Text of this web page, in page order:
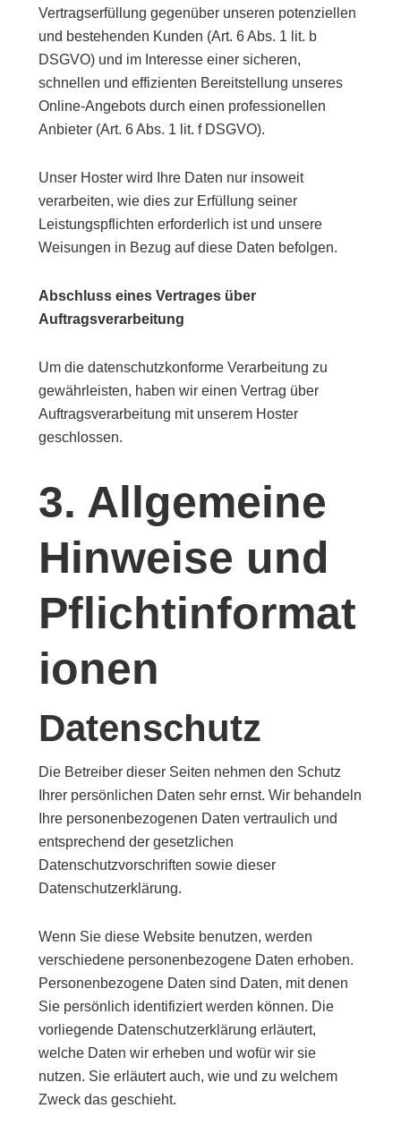
Vertragserfüllung gegenüber unseren potenziellen
und bestehenden Kunden (Art. 6 Abs. 1 lit. b
DSGVO) und im Interesse einer sicheren,
schnellen und effizienten Bereitstellung unseres
Online-Angebots durch einen professionellen
Anbieter (Art. 6 Abs. 1 lit. f DSGVO).
Unser Hoster wird Ihre Daten nur insoweit
verarbeiten, wie dies zur Erfüllung seiner
Leistungspflichten erforderlich ist und unsere
Weisungen in Bezug auf diese Daten befolgen.
Abschluss eines Vertrages über
Auftragsverarbeitung
Um die datenschutzkonforme Verarbeitung zu
gewährleisten, haben wir einen Vertrag über
Auftragsverarbeitung mit unserem Hoster
geschlossen.
3. Allgemeine
Hinweise und
Pflichtinformat
ionen
Datenschutz
Die Betreiber dieser Seiten nehmen den Schutz
Ihrer persönlichen Daten sehr ernst. Wir behandeln
Ihre personenbezogenen Daten vertraulich und
entsprechend der gesetzlichen
Datenschutzvorschriften sowie dieser
Datenschutzerklärung.
Wenn Sie diese Website benutzen, werden
verschiedene personenbezogene Daten erhoben.
Personenbezogene Daten sind Daten, mit denen
Sie persönlich identifiziert werden können. Die
vorliegende Datenschutzerklärung erläutert,
welche Daten wir erheben und wofür wir sie
nutzen. Sie erläutert auch, wie und zu welchem
Zweck das geschieht.